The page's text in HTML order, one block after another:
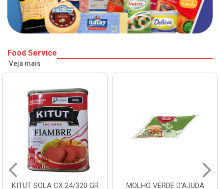
Food Service
Veja mais
KITUT SOLA CX 24/320 GR
MOLHO VERDE D'AJUDA